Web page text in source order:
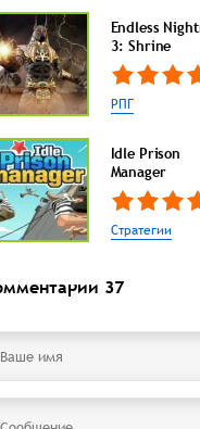
Endless
3: Shrine
РПГ
Idle Prison
Manager
Стратегии
37